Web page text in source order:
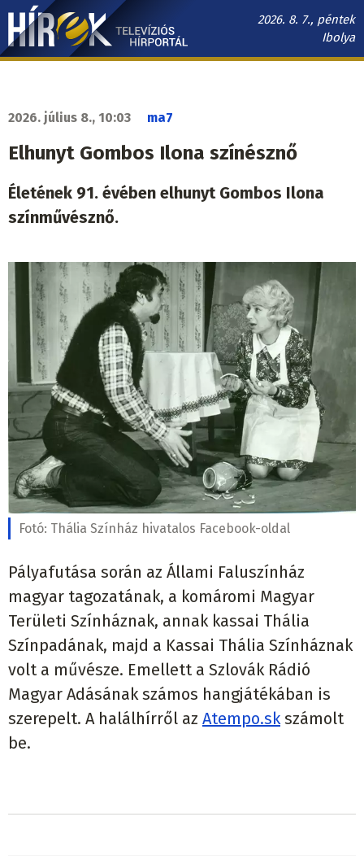
Ugrás
tartalomra
2026. 8. 7., péntek
Ibolya
Hírek.sk
navigáció
2026. július 8., 10:03 ma7
Elhunyt Gombos Ilona színésznő
Életének 91. évében elhunyt Gombos Ilona
színművésznő.
Fotó: Thália Színház hivatalos Facebook-oldal
Pályafutása során az Állami Faluszínház
magyar tagozatának, a komáromi Magyar
Területi Színháznak, annak kassai Thália
Színpadának, majd a Kassai Thália Színháznak
volt a művésze. Emellett a Szlovák Rádió
Magyar Adásának számos hangjátékában is
szerepelt. A halálhírről az Atempo.sk számolt
be.